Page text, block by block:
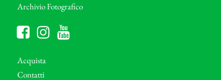
Archivio Fotografico
Acquista
Contatti